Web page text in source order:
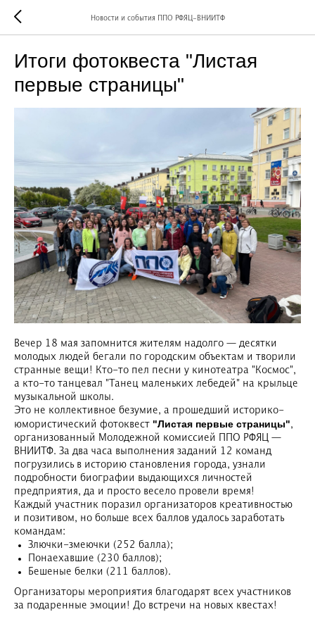
Новости и события ППО РФЯЦ-ВНИИТФ
Итоги фотоквеста "Листая
первые страницы"
Вечер 18 мая запомнится жителям надолго — десятки
молодых людей бегали по городским объектам и творили
странные вещи! Кто-то пел песни у кинотеатра "Космос",
а кто-то танцевал "Танец маленьких лебедей" на крыльце
музыкальной школы.
Это не коллективное безумие, а прошедший историко-
юмористический фотоквест "Листая первые страницы",
организованный Молодежной комиссией ППО РФЯЦ —
ВНИИТФ. За два часа выполнения заданий 12 команд
погрузились в историю становления города, узнали
подробности биографии выдающихся личностей
предприятия, да и просто весело провели время!
Каждый участник поразил организаторов креативностью
и позитивом, но больше всех баллов удалось заработать
командам:
Злючки-змеючки (252 балла);
Понаехавшие (230 баллов);
Бешеные белки (211 баллов).
Организаторы мероприятия благодарят всех участников
за подаренные эмоции! До встречи на новых квестах!